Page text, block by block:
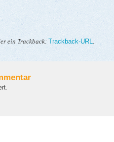
ein Trackback: Trackback-URL.